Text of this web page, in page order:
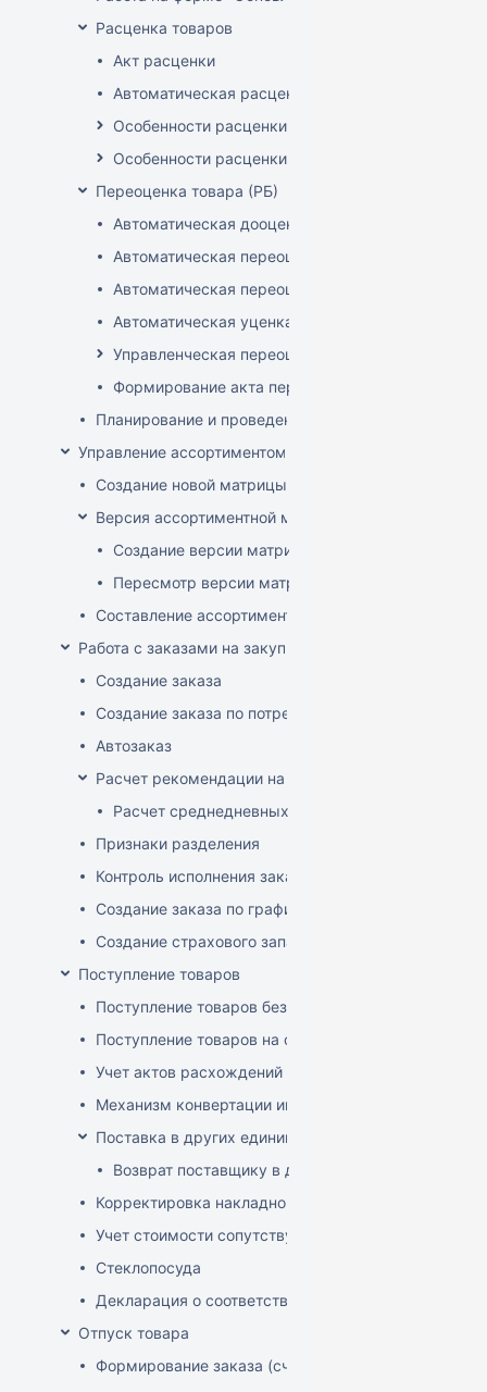
Расценка товаров
Акт расценки
Автоматическая расценка при проведении
Особенности расценки в РБ
Особенности расценки РФ
Переоценка товара (РБ)
Автоматическая дооценка товаров
Автоматическая переоценка акционного товара
Автоматическая переоценка по прайсам и
Автоматическая уценка товаров
Управленческая переоценка
Формирование акта переоценки
Планирование и проведение акций
Управление ассортиментом магазинов
Создание новой матрицы
Версия ассортиментной матрицы
Создание версии матрицы
Пересмотр версии матрицы
Составление ассортимента магазина
Работа с заказами на закупку
Создание заказа
Создание заказа по потребностям
Автозаказ
Расчет рекомендации на закупку
Расчет среднедневных продаж
Признаки разделения
Контроль исполнения заказов поставщиком
Создание заказа по графику
Создание страхового запаса
Поступление товаров
Поступление товаров без заказа
Поступление товаров на основе заказа
Учет актов расхождений при поступлении товаров
Механизм конвертации инвойсов из иностранной
Поставка в других единицах
Возврат поставщику в других единицах
Корректировка накладной (РФ)
Учет стоимости сопутствующих услуг в приходе
Стеклопосуда
Декларация о соответствии
Отпуск товара
Формирование заказа (счета-фактуры)